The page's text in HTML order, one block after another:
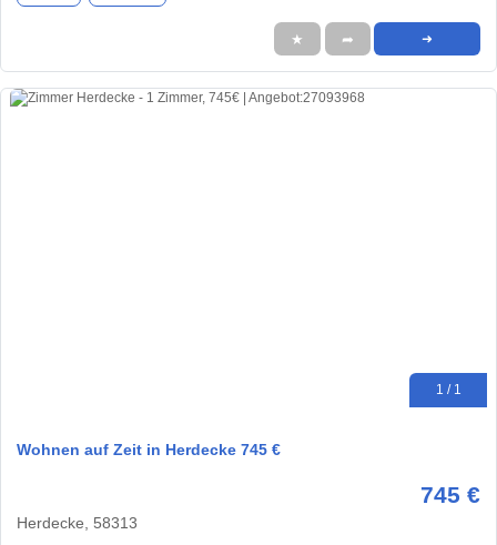
★ ➦ ➜
1 / 1
Wohnen auf Zeit in Herdecke 745 €
745 €
Herdecke, 58313